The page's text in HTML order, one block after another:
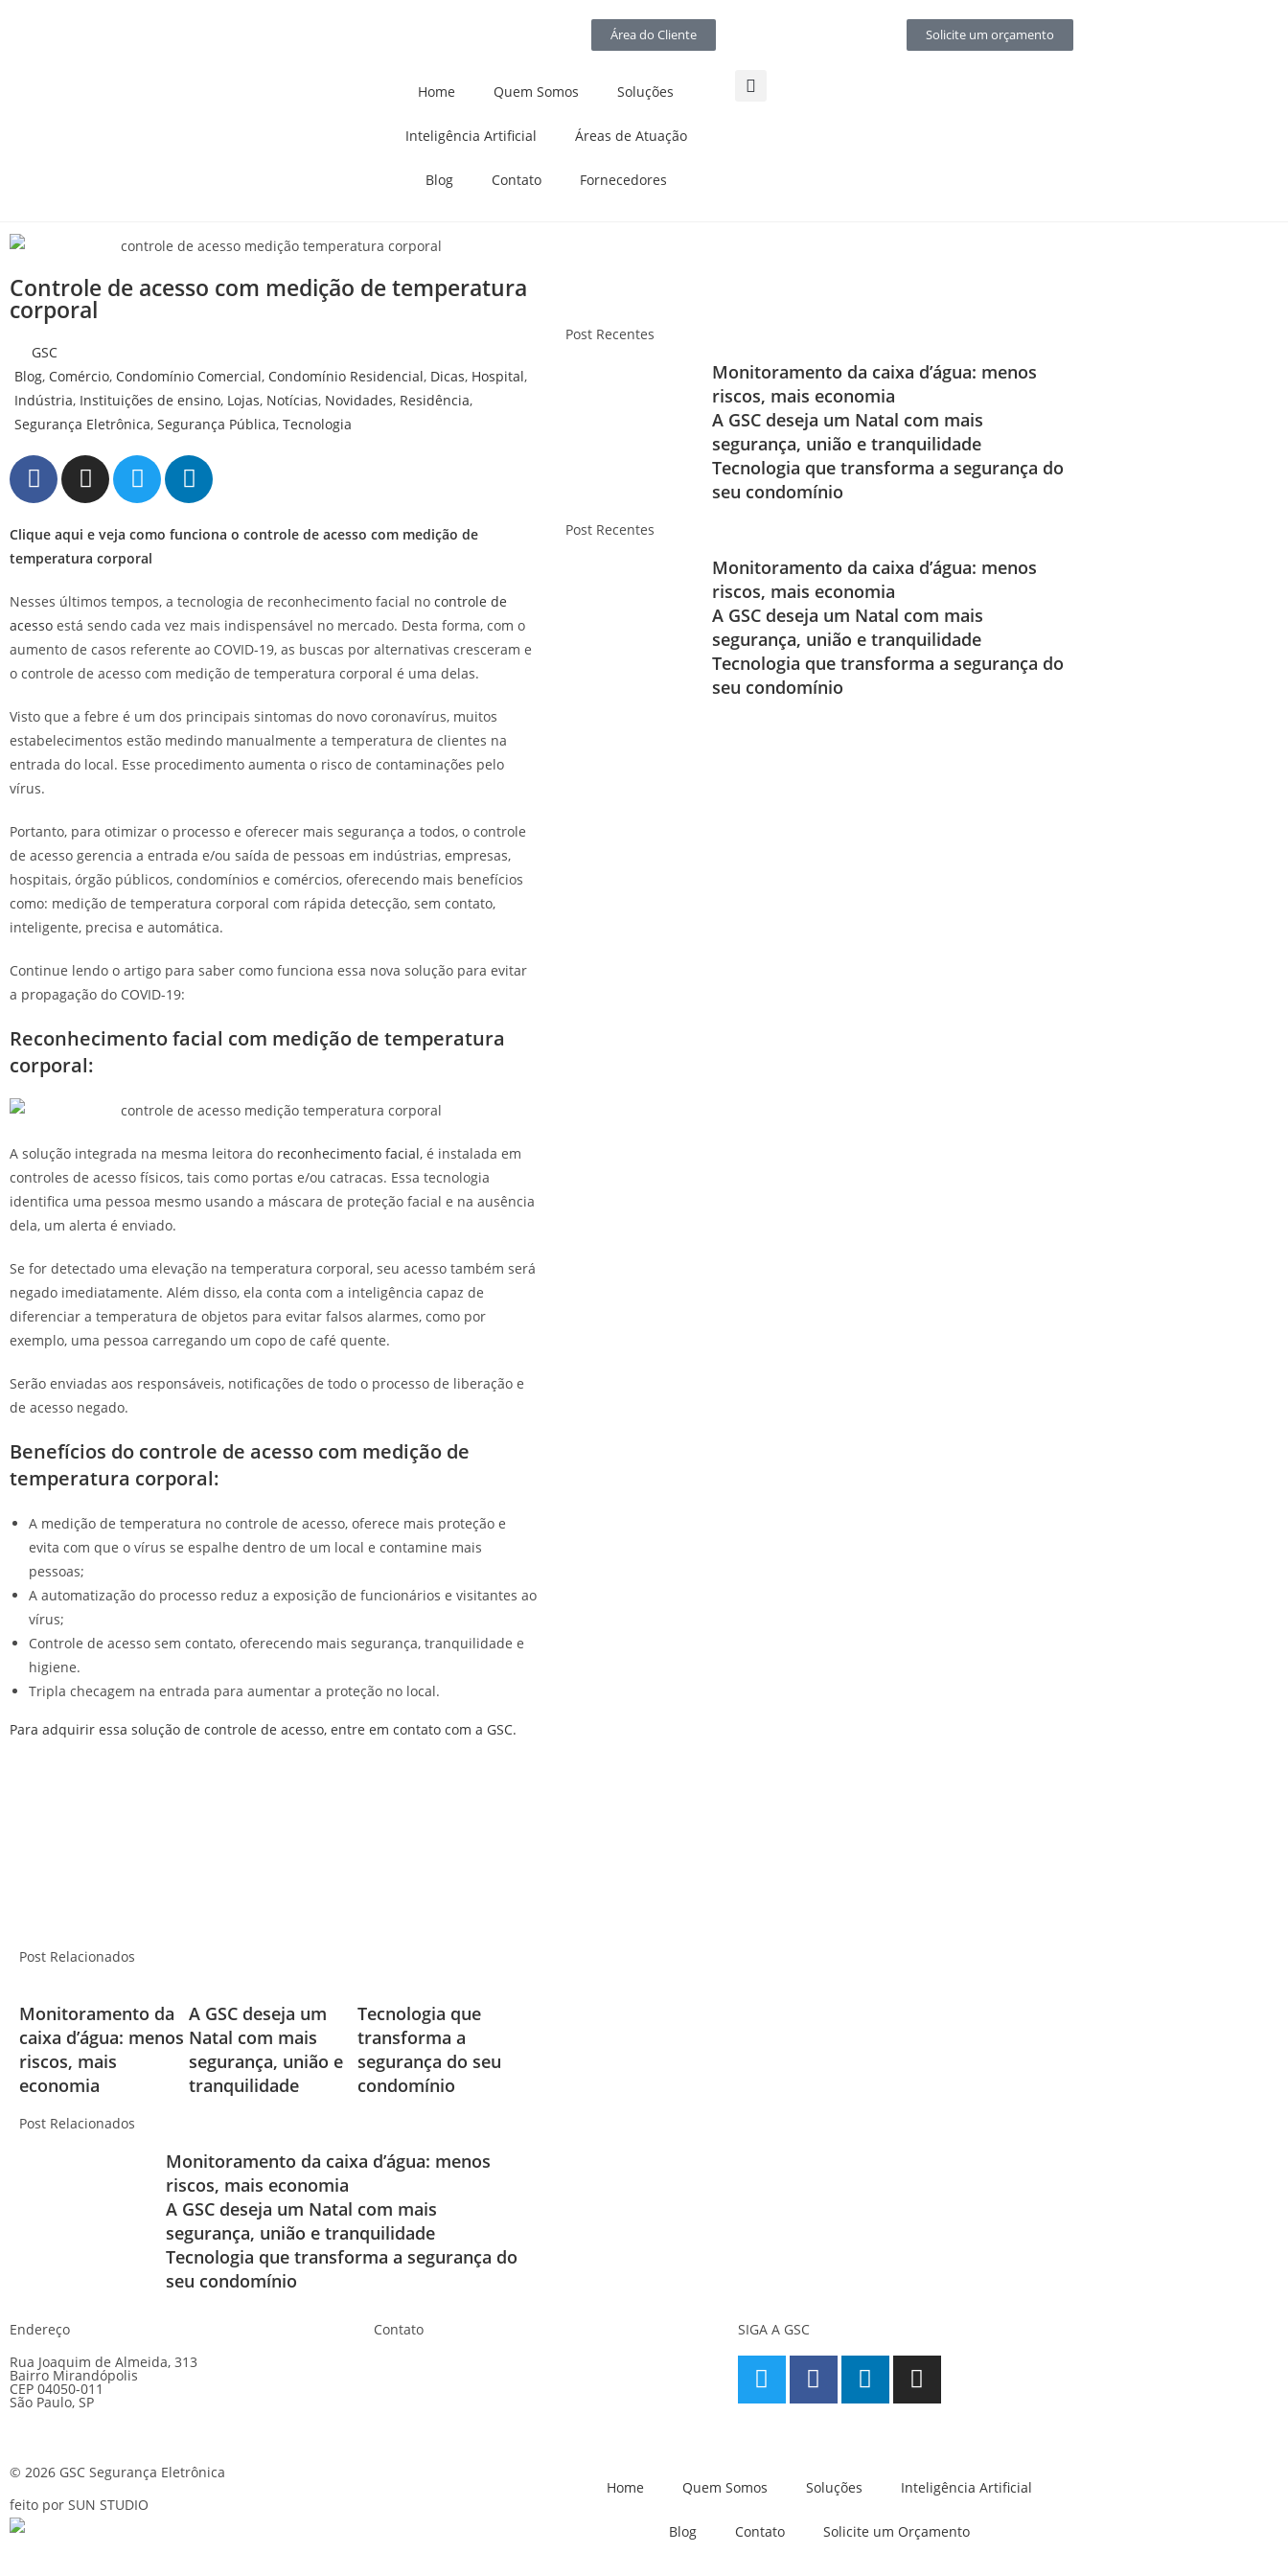
Área do Cliente Solicite um orçamento
Home Quem Somos Soluções
Inteligência Artificial Áreas de Atuação
Blog Contato Fornecedores
Controle de acesso com medição de temperatura
corporal
GSC
Blog, Comércio, Condomínio Comercial, Condomínio Residencial, Dicas, Hospital,
Indústria, Instituições de ensino, Lojas, Notícias, Novidades, Residência,
Segurança Eletrônica, Segurança Pública, Tecnologia
Clique aqui e veja como funciona o controle de acesso com medição de
temperatura corporal
Nesses últimos tempos, a tecnologia de reconhecimento facial no controle de
acesso está sendo cada vez mais indispensável no mercado. Desta forma, com o
aumento de casos referente ao COVID-19, as buscas por alternativas cresceram e
o controle de acesso com medição de temperatura corporal é uma delas.
Visto que a febre é um dos principais sintomas do novo coronavírus, muitos
estabelecimentos estão medindo manualmente a temperatura de clientes na
entrada do local. Esse procedimento aumenta o risco de contaminações pelo
vírus.
Portanto, para otimizar o processo e oferecer mais segurança a todos, o controle
de acesso gerencia a entrada e/ou saída de pessoas em indústrias, empresas,
hospitais, órgão públicos, condomínios e comércios, oferecendo mais benefícios
como: medição de temperatura corporal com rápida detecção, sem contato,
inteligente, precisa e automática.
Continue lendo o artigo para saber como funciona essa nova solução para evitar
a propagação do COVID-19:
Reconhecimento facial com medição de temperatura
corporal:
A solução integrada na mesma leitora do reconhecimento facial, é instalada em
controles de acesso físicos, tais como portas e/ou catracas. Essa tecnologia
identifica uma pessoa mesmo usando a máscara de proteção facial e na ausência
dela, um alerta é enviado.
Se for detectado uma elevação na temperatura corporal, seu acesso também será
negado imediatamente. Além disso, ela conta com a inteligência capaz de
diferenciar a temperatura de objetos para evitar falsos alarmes, como por
exemplo, uma pessoa carregando um copo de café quente.
Serão enviadas aos responsáveis, notificações de todo o processo de liberação e
de acesso negado.
Benefícios do controle de acesso com medição de
temperatura corporal:
A medição de temperatura no controle de acesso, oferece mais proteção e
evita com que o vírus se espalhe dentro de um local e contamine mais
pessoas;
A automatização do processo reduz a exposição de funcionários e visitantes ao
vírus;
Controle de acesso sem contato, oferecendo mais segurança, tranquilidade e
higiene.
Tripla checagem na entrada para aumentar a proteção no local.
Para adquirir essa solução de controle de acesso, entre em contato com a GSC.
Post Relacionados
Monitoramento da
caixa d’água: menos
riscos, mais
economia
A GSC deseja um
Natal com mais
segurança, união e
tranquilidade
Tecnologia que
transforma a
segurança do seu
condomínio
Post Relacionados
Monitoramento da caixa d’água: menos
riscos, mais economia
A GSC deseja um Natal com mais
segurança, união e tranquilidade
Tecnologia que transforma a segurança do
seu condomínio
Post Recentes
Monitoramento da caixa d’água: menos
riscos, mais economia
A GSC deseja um Natal com mais
segurança, união e tranquilidade
Tecnologia que transforma a segurança do
seu condomínio
Post Recentes
Monitoramento da caixa d’água: menos
riscos, mais economia
A GSC deseja um Natal com mais
segurança, união e tranquilidade
Tecnologia que transforma a segurança do
seu condomínio
Endereço
Rua Joaquim de Almeida, 313
Bairro Mirandópolis
CEP 04050-011
São Paulo, SP
Contato SIGA A GSC
© 2026 GSC Segurança Eletrônica
feito por SUN STUDIO
Home Quem Somos Soluções Inteligência Artificial
Blog Contato Solicite um Orçamento